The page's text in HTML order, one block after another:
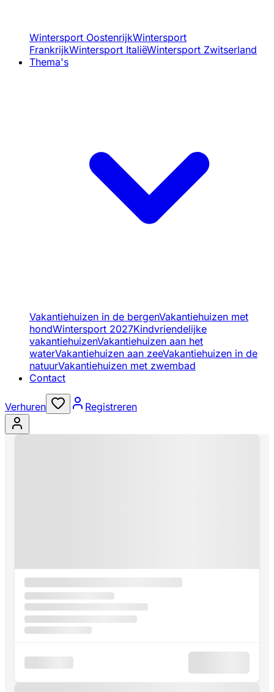
Wintersport OostenrijkWintersport
FrankrijkWintersport ItaliëWintersport Zwitserland
Thema's
Vakantiehuizen in de bergenVakantiehuizen met
hondWintersport 2027Kindvriendelijke
vakantiehuizenVakantiehuizen aan het
waterVakantiehuizen aan zeeVakantiehuizen in de
natuurVakantiehuizen met zwembad
Contact
Verhuren Registreren